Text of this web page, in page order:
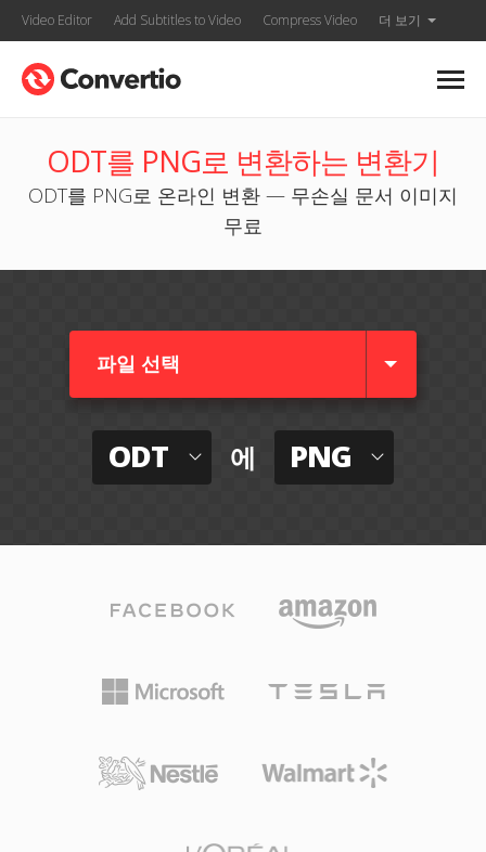
Video Editor Add Subtitles to Video Compress Video 더 보기
ODT를 PNG로 변환하는 변환기
ODT를 PNG로 온라인 변환 — 무손실 문서 이미지
무료
파일 선택
ODT 에 PNG